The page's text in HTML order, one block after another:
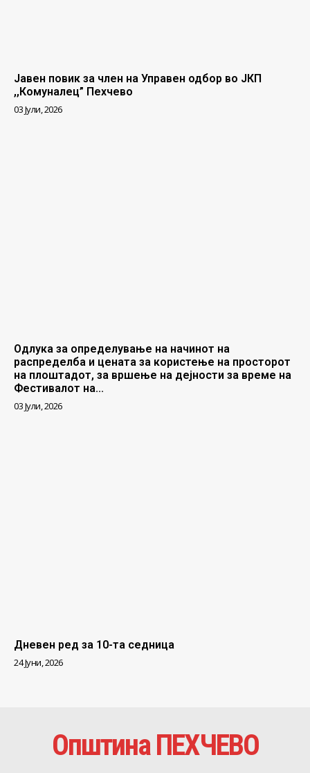
Јавен повик за член на Управен одбор во ЈКП
,,Комуналец” Пехчево
03 Јули, 2026
Одлука за определување на начинот на
распределба и цената за користење на просторот
на плоштадот, за вршење на дејности за време на
Фестивалот на...
03 Јули, 2026
Дневен ред за 10-та седница
24 Јуни, 2026
Општина ПЕХЧЕВО